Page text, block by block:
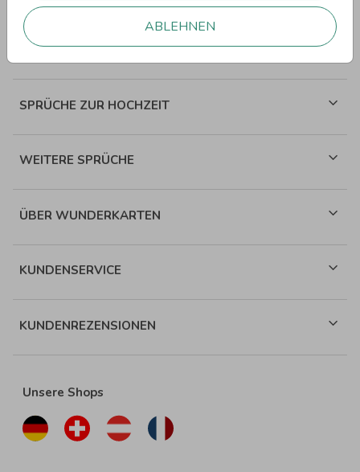
ABLEHNEN
SPRÜCHE ZUM GEBURTSTAG
SPRÜCHE ZUR HOCHZEIT
WEITERE SPRÜCHE
ÜBER WUNDERKARTEN
KUNDENSERVICE
KUNDENREZENSIONEN
Unsere Shops